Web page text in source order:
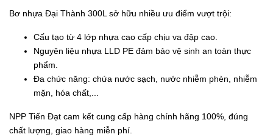
Bơ nhựa Đại Thành 300L sở hữu nhiều ưu điểm vượt trội:
Cấu tạo từ 4 lớp nhựa cao cấp chịu va đập cao.
Nguyên liệu nhựa LLD PE đảm bảo vệ sinh an toàn thực
phẩm.
Đa chức năng: chứa nước sạch, nước nhiễm phèn, nhiễm
mặn, hóa chất,...
NPP Tiến Đạt cam kết cung cấp hàng chính hãng 100%, đúng
chất lượng, giao hàng miễn phí.